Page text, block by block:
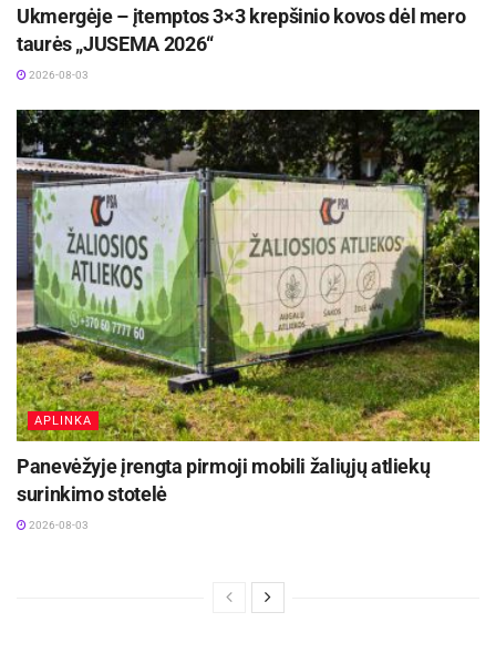
Ukmergėje – įtemptos 3×3 krepšinio kovos dėl mero
taurės „JUSEMA 2026“
2026-08-03
APLINKA
Panevėžyje įrengta pirmoji mobili žaliųjų atliekų
surinkimo stotelė
2026-08-03